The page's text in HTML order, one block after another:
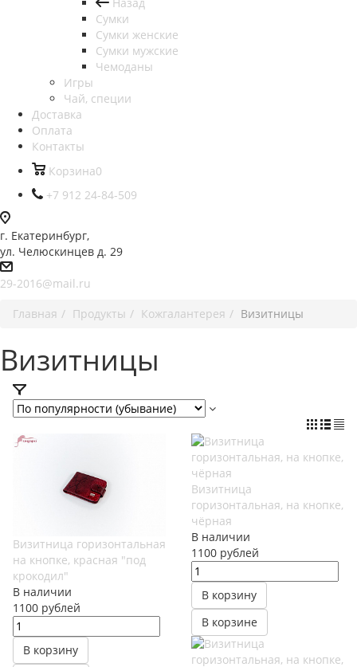
Сумки
Сумки женские
Сумки мужские
Чемоданы
Игры
Чай, специи
Доставка
Оплата
Контакты
Корзина0
+7 912 24-84-509
г. Екатеринбург,
ул. Челюскинцев д. 29
29-2016@mail.ru
Главная
Продукты Кожгалантерея Визитницы
Визитницы
Визитница горизонтальная
на кнопке, красная "под
крокодил"
В наличии
1100 рублей
В корзину
Визитница
горизонтальная, на кнопке,
чёрная
В наличии
1100 рублей
В корзину
В корзине